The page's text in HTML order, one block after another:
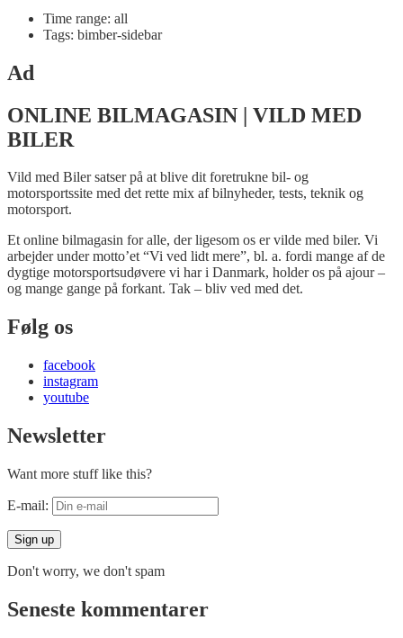
Time range: all
Tags: bimber-sidebar
Ad
ONLINE BILMAGASIN | VILD MED
BILER
Vild med Biler satser på at blive dit foretrukne bil- og
motorsportssite med det rette mix af bilnyheder, tests, teknik og
motorsport.
Et online bilmagasin for alle, der ligesom os er vilde med biler. Vi
arbejder under motto’et “Vi ved lidt mere”, bl. a. fordi mange af de
dygtige motorsportsudøvere vi har i Danmark, holder os på ajour –
og mange gange på forkant. Tak – bliv ved med det.
Følg os
facebook
instagram
youtube
Newsletter
Want more stuff like this?
E-mail:
Don't worry, we don't spam
Seneste kommentarer